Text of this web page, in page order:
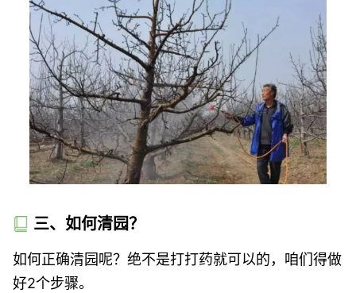
三、如何清园？
如何正确清园呢？绝不是打打药就可以的，咱们得做
好2个步骤。